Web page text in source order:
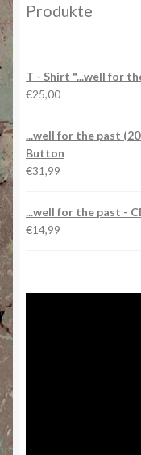
Produkte
T - Shirt "...well for
€25,00
...well for the past
Button
€31,99
...well for the past -
€14,99